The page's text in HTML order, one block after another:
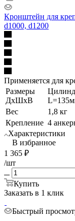
Кронштейн для
d1000, d1200
Применяется для
Размеры
ДхШхВ
Вес
1,8 кг
Крепление 4
Характеристики
В избранное
1 365 ₽
/шт
Купить
Заказать в 1 клик
Быстрый